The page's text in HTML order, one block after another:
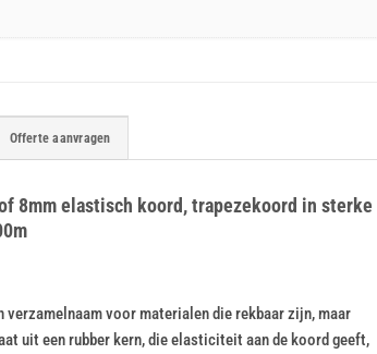
Offerte aanvragen
8mm elastisch koord, trapezekoord in sterke
voor materialen die rekbaar zijn, maar
uit een rubber kern, die elasticiteit aan de koord geeft,